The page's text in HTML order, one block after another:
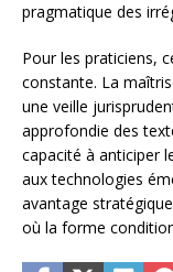
pragmatique des
Pour les praticiens,
constante. La
une veille
approfondie des
capacité à anticiper
aux technologies
avantage
où la forme